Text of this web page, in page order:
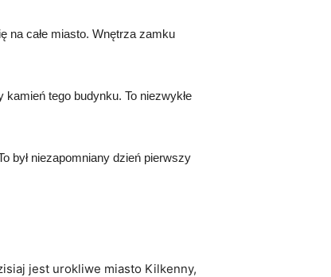
na całe miasto. Wnętrza zamku
tego budynku. To niezwykłe
był niezapomniany dzień pierwszy
jest urokliwe miasto Kilkenny,